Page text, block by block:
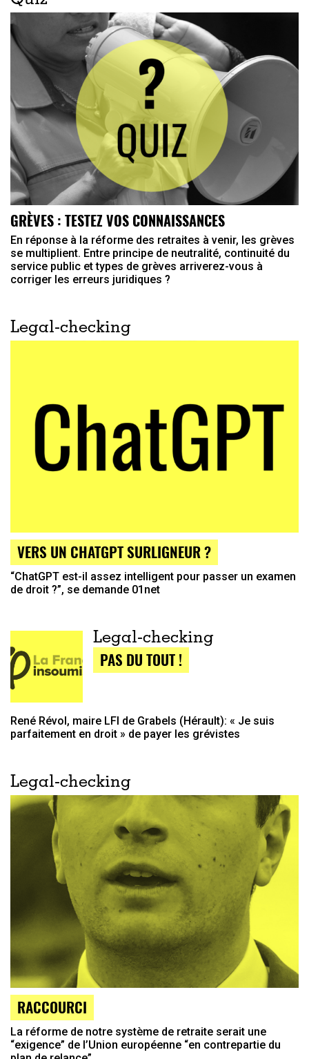
GRÈVES : TESTEZ VOS CONNAISSANCES
En réponse à la réforme des retraites à venir, les grèves
se multiplient. Entre principe de neutralité, continuité du
service public et types de grèves arriverez-vous à
corriger les erreurs juridiques ?
Legal-checking
VERS UN CHATGPT SURLIGNEUR ?
“ChatGPT est-il assez intelligent pour passer un examen
de droit ?”, se demande 01net
Legal-checking
PAS DU TOUT !
René Révol, maire LFI de Grabels (Hérault): « Je suis
parfaitement en droit » de payer les grévistes
Legal-checking
RACCOURCI
La réforme de notre système de retraite serait une
“exigence” de l’Union européenne “en contrepartie du